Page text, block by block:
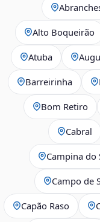
Alto Boqueirão
Atuba
Barreirinha
Bom Retiro
Cabral
Campina do
Campo de
Capão Raso